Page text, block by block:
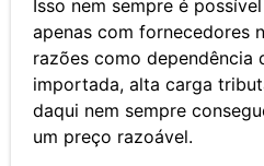
Isso nem sempre é
apenas com fornecedores
razões como dependência
importada, alta carga
daqui nem sempre
um preço razoável.